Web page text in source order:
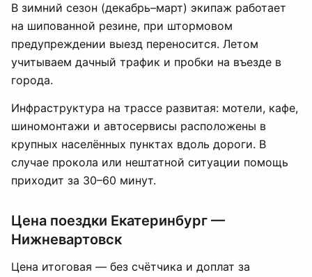
В зимний сезон (декабрь–март) экипаж работает
на шипованной резине, при штормовом
предупреждении выезд переносится. Летом
учитываем дачный трафик и пробки на въезде в
города.
Инфраструктура на трассе развитая: мотели, кафе,
шиномонтажи и автосервисы расположены в
крупных населённых пунктах вдоль дороги. В
случае прокола или нештатной ситуации помощь
приходит за 30–60 минут.
Цена поездки Екатеринбург —
Нижневартовск
Цена итоговая — без счётчика и доплат за